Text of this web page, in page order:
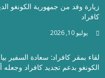
زيارة وفد من جمهورية الكونغو
كافراد
يوليو 10, 2026
لقاء بمقر كافراد: سعادة السفير
الكونغو بدعم تجديد كافراد